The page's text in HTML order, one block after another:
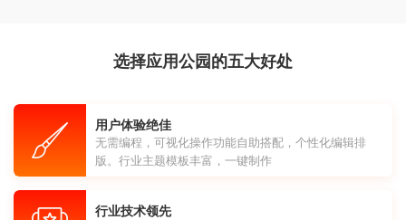
选择应用公园的五大好处
用户体验绝佳
无需编程，可视化操作功能自助搭配，个性化编辑排
版。行业主题模板丰富，一键制作
行业技术领先